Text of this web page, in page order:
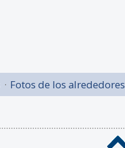
Fotos de los alrededores